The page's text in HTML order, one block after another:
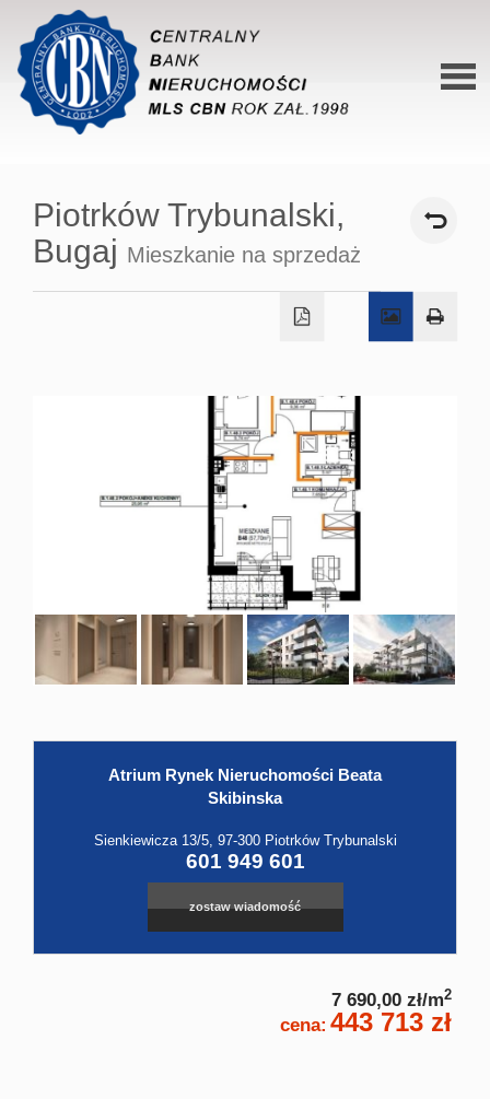
O
Piotrków Trybunalski,
Bugaj Mieszkanie na sprzedaż
Atrium Rynek Nieruchomości Beata
Skibinska
Sienkiewicza 13/5, 97-300 Piotrków Trybunalski
601 949 601
zostaw wiadomość
7 690,00 zł/m2
cena: 443 713 zł